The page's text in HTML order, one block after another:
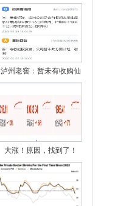
泸州老窖：暂未有收购仙
大涨！原因，找到了！